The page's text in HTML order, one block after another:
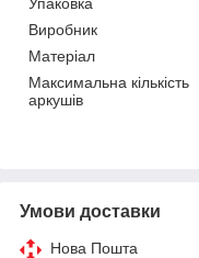
Виробник
Матеріал
Максимальна кількість
аркушів
Умови доставки
Нова Пошта